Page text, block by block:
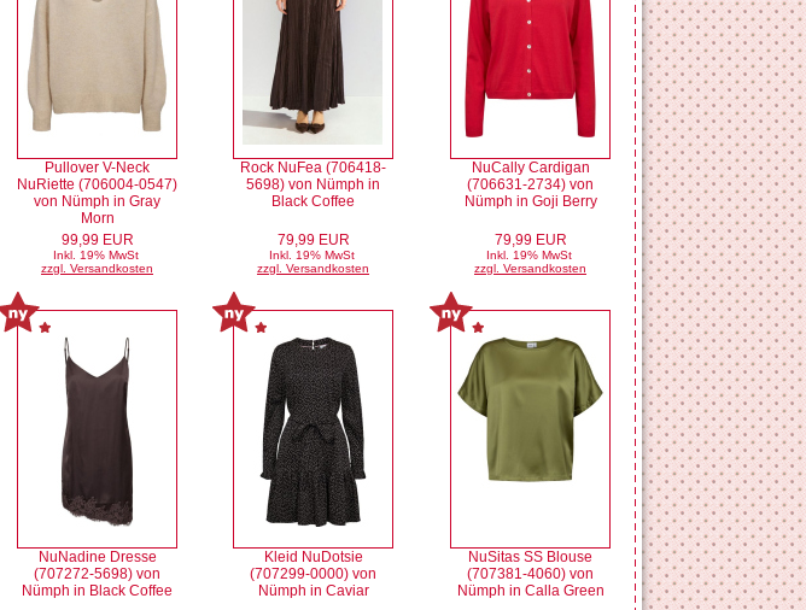
Pullover V-Neck
NuRiette (706004-0547)
von Nümph in Gray
Morn
99,99 EUR
Inkl. 19% MwSt
zzgl. Versandkosten
Rock NuFea (706418-
5698) von Nümph in
Black Coffee
79,99 EUR
Inkl. 19% MwSt
zzgl. Versandkosten
NuCally Cardigan
(706631-2734) von
Nümph in Goji Berry
79,99 EUR
Inkl. 19% MwSt
zzgl. Versandkosten
NuNadine Dresse
(707272-5698) von
Nümph in Black Coffee
Kleid NuDotsie
(707299-0000) von
Nümph in Caviar
NuSitas SS Blouse
(707381-4060) von
Nümph in Calla Green